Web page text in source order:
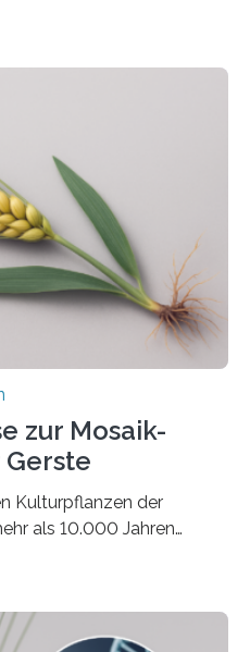
von Forschenden der
zur Energiegewinnung
ist ein zentrales
Klimaziele, bis
In Deutschland dominiert
doch sein Anbau
mit sich:
und…
zur Mosaik-
Kulturpflanzen der
als 10.000 Jahren
Eine neue Studie eines
und